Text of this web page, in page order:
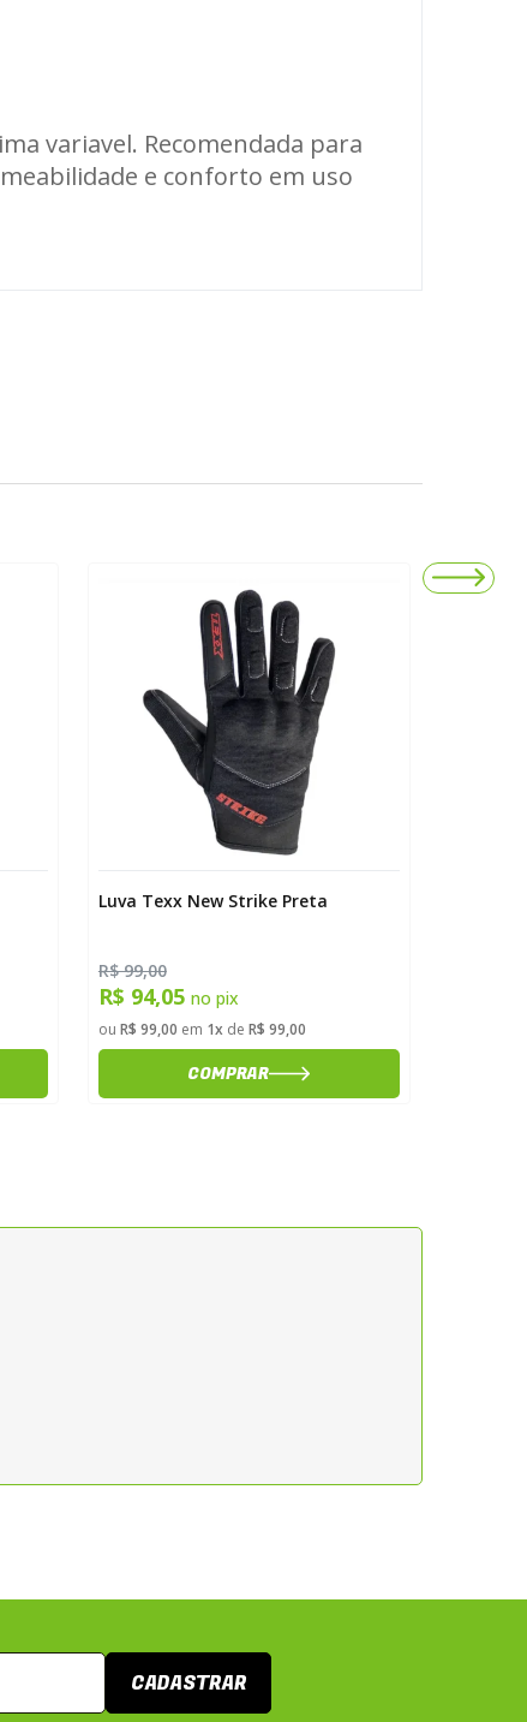
variavel. Recomendada para
e conforto em uso
Luva Texx New Strike Preta
R$ 99,00
R$ 94,05 no pix
ou R$ 99,00 em 1xde R$ 99,00
COMPRAR
CADASTRAR